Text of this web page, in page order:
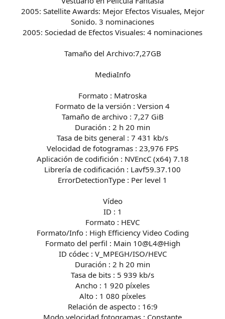
2005: Satellite Awards: Mejor Efectos Visuales, Mejor
Sonido. 3 nominaciones
2005: Sociedad de Efectos Visuales: 4 nominaciones
Tamaño del Archivo:7,27GB
MediaInfo
Formato : Matroska
Formato de la versión : Version 4
Tamaño de archivo : 7,27 GiB
Duración : 2 h 20 min
Tasa de bits general : 7 431 kb/s
Velocidad de fotogramas : 23,976 FPS
Aplicación de codifición : NVEncC (x64) 7.18
Librería de codificación : Lavf59.37.100
ErrorDetectionType : Per level 1
Vídeo
ID : 1
Formato : HEVC
Formato/Info : High Efficiency Video Coding
Formato del perfil : Main 10@L4@High
ID códec : V_MPEGH/ISO/HEVC
Duración : 2 h 20 min
Tasa de bits : 5 939 kb/s
Ancho : 1 920 píxeles
Alto : 1 080 píxeles
Relación de aspecto : 16:9
Modo velocidad fotogramas : Constante